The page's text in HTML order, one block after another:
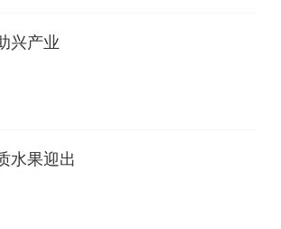
兴产业
水果迎出